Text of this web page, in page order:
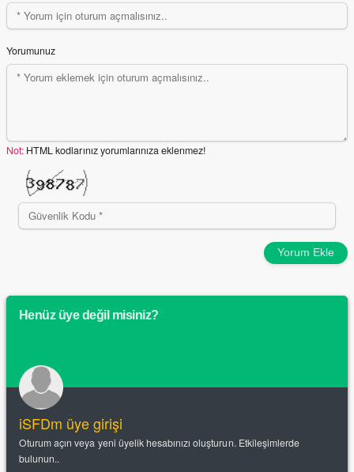
Yorumunuz
Not: HTML kodlarınız yorumlarınıza eklenmez!
Yorum Ekle
Henüz üye değil misiniz?
iSFDm üye girişi
Oturum açın veya yeni üyelik hesabınızı oluşturun. Etkileşimlerde
bulunun..